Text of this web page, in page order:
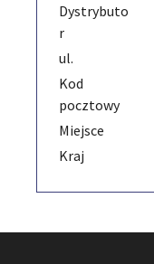
Dystrybuto
r
ul.
Kod
pocztowy
Miejsce
Kraj